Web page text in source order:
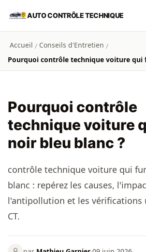
Aller au contenu principal
AUTO CONTRÔLE TECHNIQUE
Accueil / Conseils d'Entretien /
Pourquoi contrôle
technique voiture
noir bleu blanc ?
contrôle technique voiture qui
blanc : repérez les causes,
l'antipollution et les vérifications
CT.